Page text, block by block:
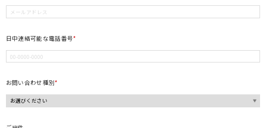
日中連絡可能な電話番号*
お問い合わせ種別*